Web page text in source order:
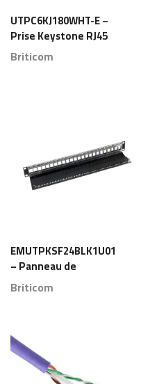
UTPC6KJ180WHT-E –
Prise Keystone RJ45
Cat 6 Cuivre Blanc
180° 50 pièces –
Briticom
EMUTPKSF24BLK1U01
– Panneau de
brassage en cuivre 24
ports 1U noir vide –
Briticom